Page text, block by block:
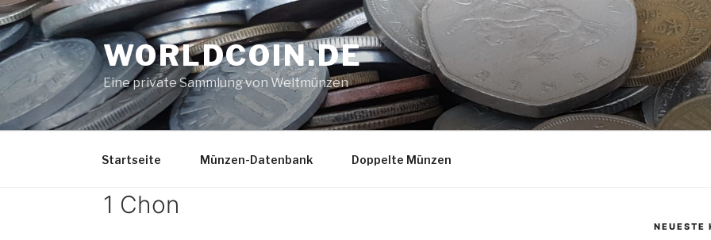
Zum
Inhalt
springen
WORLDCOIN.DE
Eine private Sammlung von Weltmünzen
Startseite Münzen-Datenbank Doppelte Münzen
1 Chon
NEUESTE